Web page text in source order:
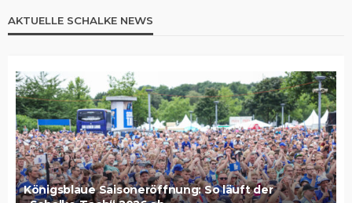
AKTUELLE SCHALKE NEWS
Königsblaue Saisoneröffnung: So läuft der